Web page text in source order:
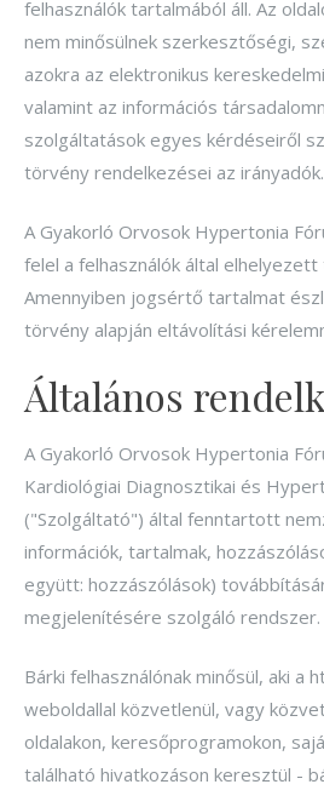
felhasználók tartalmából áll. Az
nem minősülnek szerkesztőségi,
azokra az elektronikus
valamint az információs
szolgáltatások egyes kérdéseiről
törvény rendelkezései az irányadók.
A Gyakorló Orvosok Hypertonia
felel a felhasználók által
Amennyiben jogsértő tartalmat
törvény alapján eltávolítási
Általános
A Gyakorló Orvosok Hypertonia
Kardiológiai Diagnosztikai és
("Szolgáltató") által fenntartott
információk, tartalmak,
együtt: hozzászólások)
megjelenítésére szolgáló rendszer.
Bárki felhasználónak minősül, aki a
weboldallal közvetlenül, vagy
oldalakon, keresőprogramokon,
található hivatkozáson keresztül -